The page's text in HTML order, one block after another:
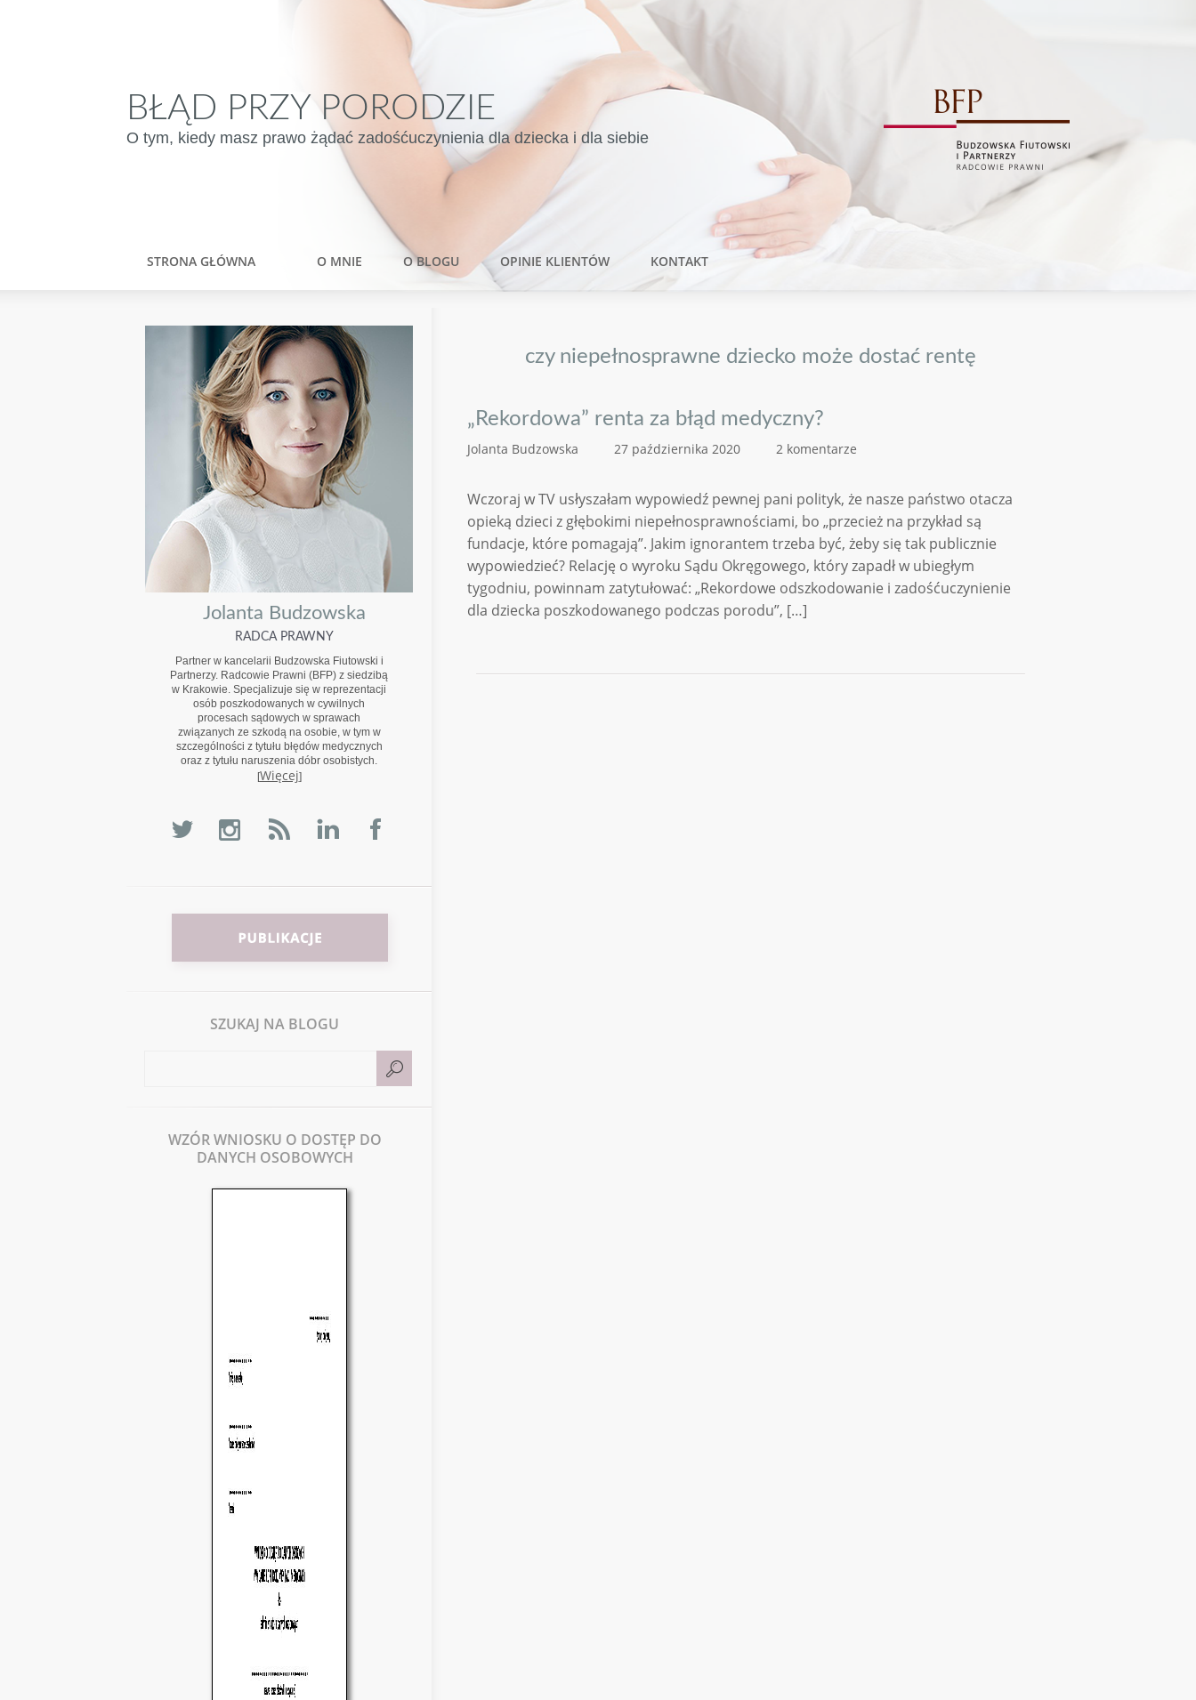
BŁĄD PRZY PORODZIE
O tym, kiedy masz prawo żądać zadośćuczynienia dla dziecka i dla siebie
STRONA GŁÓWNA O MNIE O BLOGU OPINIE KLIENTÓW KONTAKT
czy niepełnosprawne dziecko może dostać rentę
„Rekordowa” renta za błąd medyczny?
Jolanta Budzowska 27 października 2020 2 komentarze
Wczoraj w TV usłyszałam wypowiedź pewnej pani polityk, że nasze państwo otacza
opieką dzieci z głębokimi niepełnosprawnościami, bo „przecież na przykład są
fundacje, które pomagają”. Jakim ignorantem trzeba być, żeby się tak publicznie
wypowiedzieć? Relację o wyroku Sądu Okręgowego, który zapadł w ubiegłym
tygodniu, powinnam zatytułować: „Rekordowe odszkodowanie i zadośćuczynienie
dla dziecka poszkodowanego podczas porodu”, […]
Jolanta Budzowska
RADCA PRAWNY
Partner w kancelarii Budzowska Fiutowski i
Partnerzy. Radcowie Prawni (BFP) z siedzibą
w Krakowie. Specjalizuje się w reprezentacji
osób poszkodowanych w cywilnych
procesach sądowych w sprawach
związanych ze szkodą na osobie, w tym w
szczególności z tytułu błędów medycznych
oraz z tytułu naruszenia dóbr osobistych.
[Więcej]
SZUKAJ NA BLOGU
WZÓR WNIOSKU O DOSTĘP DO
DANYCH OSOBOWYCH